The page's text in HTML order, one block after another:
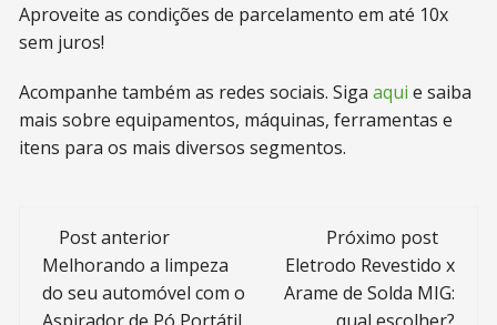
Aproveite as condições de parcelamento em até 10x
sem juros!
Acompanhe também as redes sociais. Sigaaqui e saiba
mais sobre equipamentos, máquinas, ferramentas e
itens para os mais diversos segmentos.
Navegação
de
post
Post anterior
Melhorando a limpeza
do seu automóvel com o
Próximo post
Eletrodo Revestido x
Arame de Solda MIG: